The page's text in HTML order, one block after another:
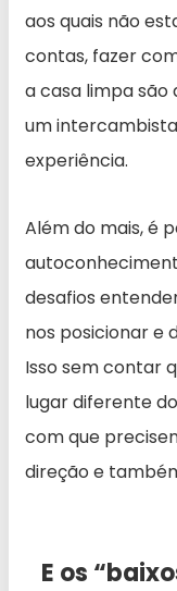
aos quais não
contas, fazer
a casa limpa são
um
experiência.
Além do mais, é
desafios
nos posicionar e
Isso sem contar
lugar diferente
com que
direção e
E os